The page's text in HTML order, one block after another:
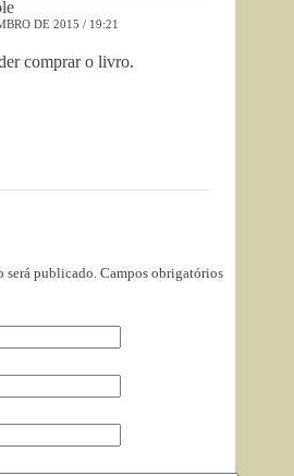
DE 2015 / 19:21
comprar o livro.
será publicado. Campos obrigatórios